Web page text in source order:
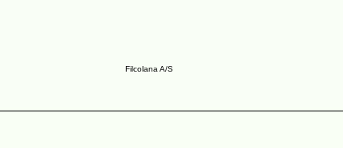
Filcolana A/S